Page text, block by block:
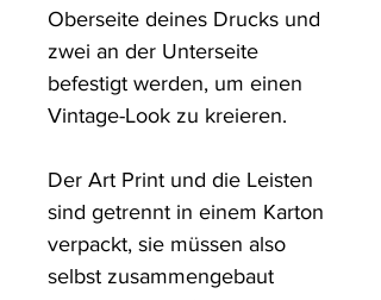
Oberseite deines Drucks und
zwei an der Unterseite
befestigt werden, um einen
Vintage-Look zu kreieren.
Der Art Print und die Leisten
sind getrennt in einem Karton
verpackt, sie müssen also
selbst zusammengebaut